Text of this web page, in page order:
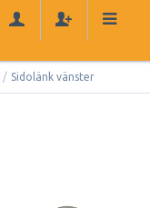
/ Sidolänk vänster